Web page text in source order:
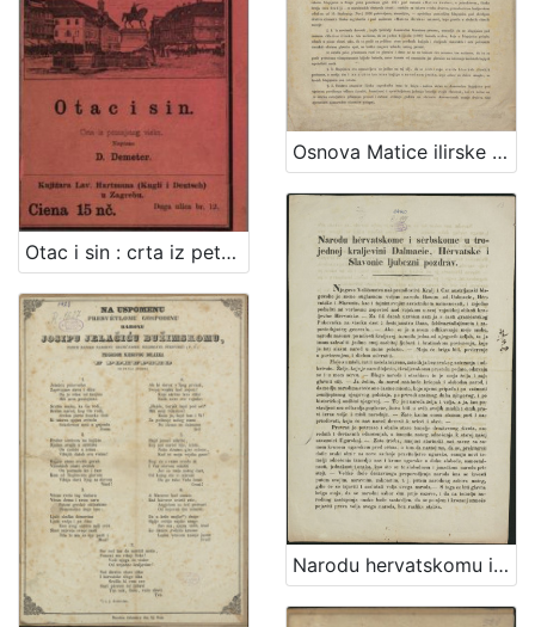
Otac i sin : crta iz petnajstog vieka / pripovieda ju D. Demeter
Osnova Matice ilirske / od ravniteljstva družtva čitaonice ilirske zagrebačke
Narodu hervatskomu i serbskome u trojednoj kraljevivi Dalmacie, Hervatske i Slavonie ljubezni pozdrav / Jelačić, ban